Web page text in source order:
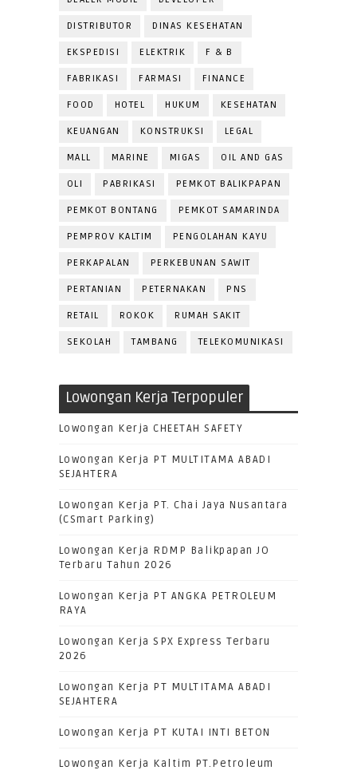
DISTRIBUTOR DINAS KESEHATAN
EKSPEDISI ELEKTRIK F & B
FABRIKASI FARMASI FINANCE
FOOD HOTEL HUKUM KESEHATAN
KEUANGAN KONSTRUKSI LEGAL
MALL MARINE MIGAS OIL AND GAS
OLI PABRIKASI PEMKOT BALIKPAPAN
PEMKOT BONTANG PEMKOT SAMARINDA
PEMPROV KALTIM PENGOLAHAN KAYU
PERKAPALAN PERKEBUNAN SAWIT
PERTANIAN PETERNAKAN PNS
RETAIL ROKOK RUMAH SAKIT
SEKOLAH TAMBANG TELEKOMUNIKASI
Lowongan Kerja Terpopuler
Lowongan Kerja CHEETAH SAFETY
Lowongan Kerja PT MULTITAMA ABADI
SEJAHTERA
Lowongan Kerja PT. Chai Jaya Nusantara
(CSmart Parking)
Lowongan Kerja RDMP Balikpapan JO
Terbaru Tahun 2026
Lowongan Kerja PT ANGKA PETROLEUM
RAYA
Lowongan Kerja SPX Express Terbaru
2026
Lowongan Kerja PT MULTITAMA ABADI
SEJAHTERA
Lowongan Kerja PT KUTAI INTI BETON
Lowongan Kerja Kaltim PT.Petroleum